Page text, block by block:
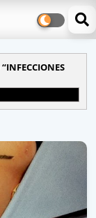
INFECCIONES